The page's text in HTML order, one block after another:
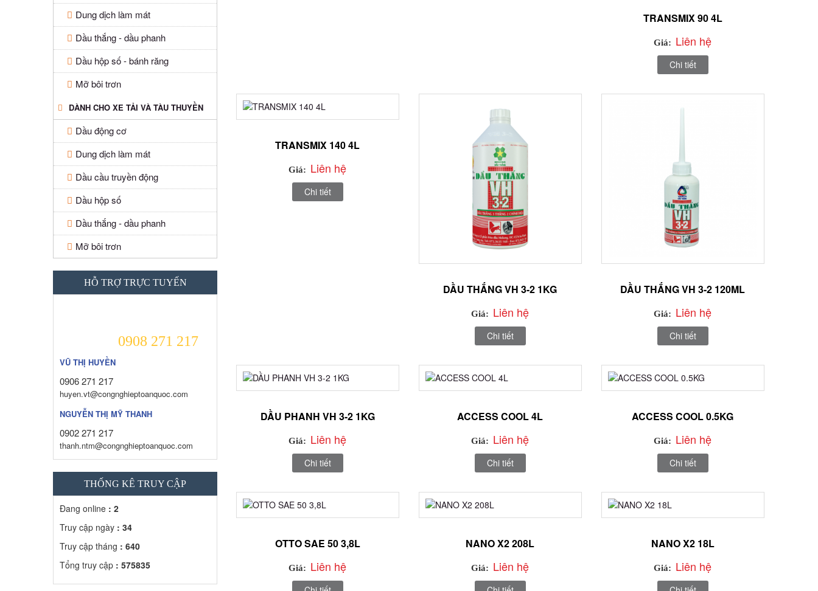
Dung dịch làm mát
Dầu thắng - dầu phanh
Dầu hộp số - bánh răng
Mỡ bôi trơn
DÀNH CHO XE TẢI VÀ TÀU THUYỀN
Dầu động cơ
Dung dịch làm mát
Dầu cầu truyền động
Dầu hộp số
Dầu thắng - dầu phanh
Mỡ bôi trơn
HỖ TRỢ TRỰC TUYẾN
0908 271 217
VŨ THỊ HUYỀN
0906 271 217
huyen.vt@congnghieptoanquoc.com
NGUYỄN THỊ MỸ THANH
0902 271 217
thanh.ntm@congnghieptoanquoc.com
THỐNG KÊ TRUY CẬP
Đang online : 2
Truy cập ngày : 34
Truy cập tháng : 640
Tổng truy cập : 575835
TRANSMIX 90 4L
Giá: Liên hệ
Chi tiết
TRANSMIX 140 4L
Giá: Liên hệ
Chi tiết
DẦU THẮNG VH 3-2 1KG
Giá: Liên hệ
Chi tiết
DẦU THẮNG VH 3-2 120ML
Giá: Liên hệ
Chi tiết
DẦU PHANH VH 3-2 1KG
Giá: Liên hệ
Chi tiết
ACCESS COOL 4L
Giá: Liên hệ
Chi tiết
ACCESS COOL 0.5KG
Giá: Liên hệ
Chi tiết
OTTO SAE 50 3,8L
Giá: Liên hệ
NANO X2 208L
Giá: Liên hệ
NANO X2 18L
Giá: Liên hệ